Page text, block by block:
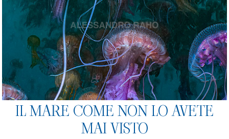
IL MARE COME NON LO AVETE
MAI VISTO